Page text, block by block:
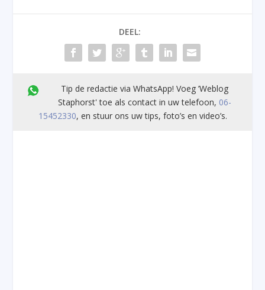
DEEL:
Tip de redactie via WhatsApp! Voeg ’Weblog
Staphorst' toe als contact in uw telefoon, 06-
15452330, en stuur ons uw tips, foto’s en video’s.